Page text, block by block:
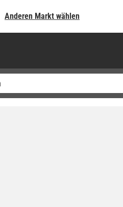
Anderen Markt wählen